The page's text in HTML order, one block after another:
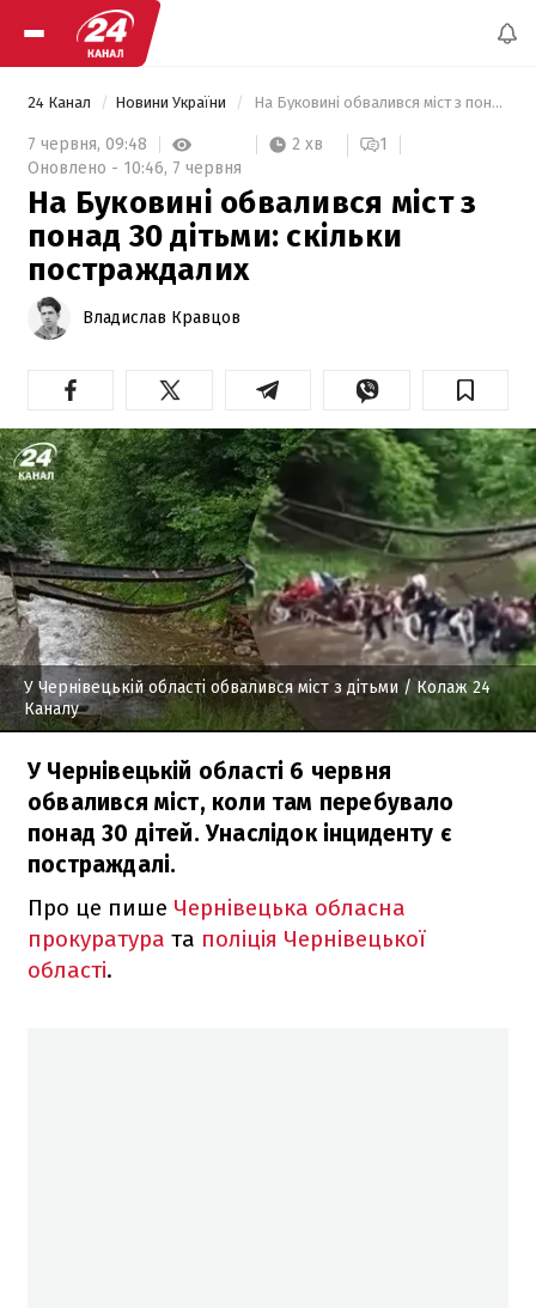
24 Канал Новини України На Буковині обвалився міст з понад 30 дітьми: скільки постраждалих
7 червня, 09:48 2 хв
1
Оновлено - 10:46, 7 червня
На Буковині обвалився міст з
понад 30 дітьми: скільки
постраждалих
Владислав Кравцов
У Чернівецькій області обвалився міст з дітьми / Колаж 24
Каналу
У Чернівецькій області 6 червня
обвалився міст, коли там перебувало
понад 30 дітей. Унаслідок інциденту є
постраждалі.
Про це пише Чернівецька обласна
прокуратура та поліція Чернівецької
області.